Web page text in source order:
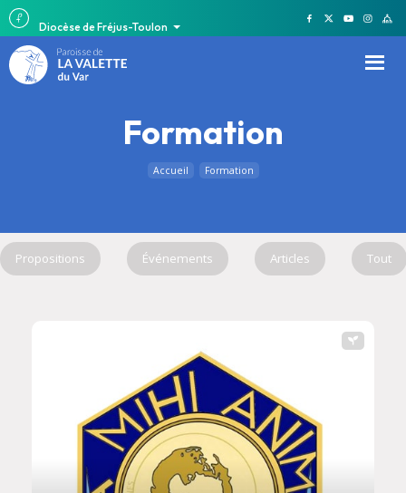
Diocèse de Fréjus-Toulon
Formation
Accueil Formation
Propositions Événements Articles Tout